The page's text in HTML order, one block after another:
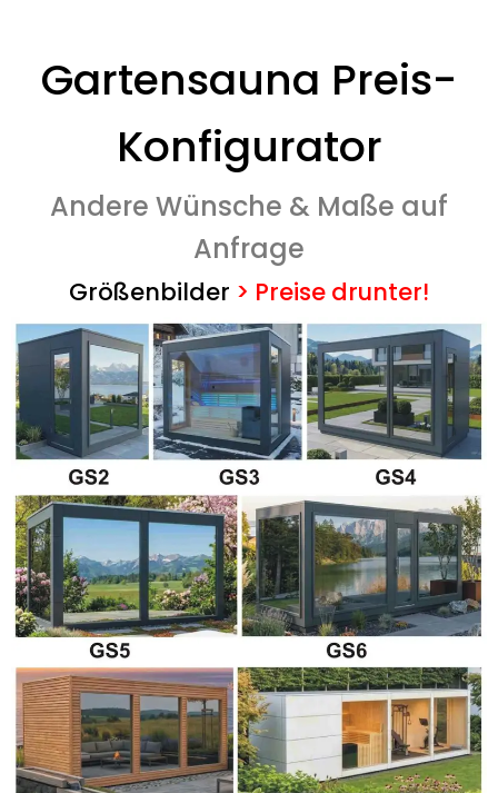
Gartensauna Preis-
Konfigurator
Andere Wünsche & Maße auf
Anfrage
Größenbilder > Preise drunter!